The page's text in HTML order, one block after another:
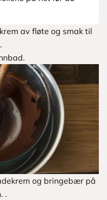
av fløte og smak til
og bringebær på
.